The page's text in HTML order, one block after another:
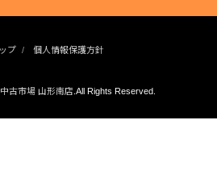
プ 個人情報保護方針
古市場 山形南店 .All Rights Reserved.